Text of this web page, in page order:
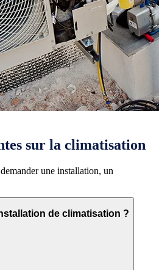
sur la climatisation
une installation, un
de climatisation ?